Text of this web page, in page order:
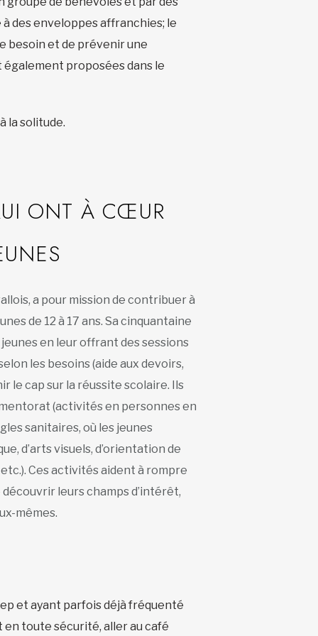
des enveloppes affranchies; le
besoin et de prévenir une
proposées dans le
la solitude.
ONT À CŒUR
a pour mission de contribuer à
de 12 à 17 ans. Sa cinquantaine
en leur offrant des sessions
les besoins (aide aux devoirs,
le cap sur la réussite scolaire. Ils
(activités en personnes en
sanitaires, où les jeunes
d’arts visuels, d’orientation de
Ces activités aident à rompre
leurs champs d’intérêt,
mêmes.
et ayant parfois déjà fréquenté
en toute sécurité, aller au café